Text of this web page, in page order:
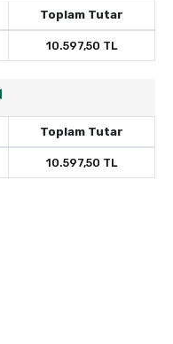
Toplam Tutar
10.597,50 TL
Toplam Tutar
10.597,50 TL